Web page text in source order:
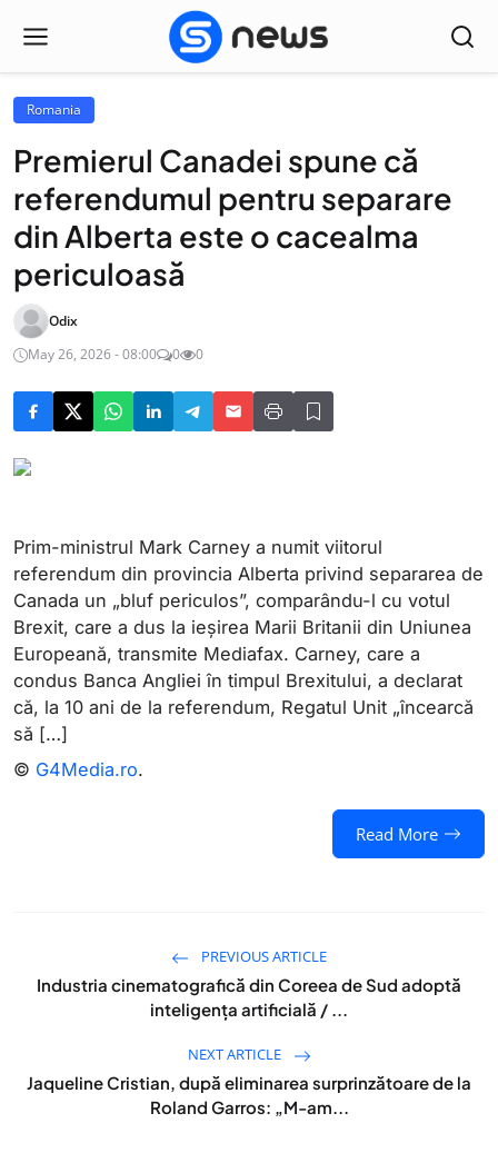
Romania
Premierul Canadei spune că
referendumul pentru separare
din Alberta este o cacealma
periculoasă
Odix
May 26, 2026 - 08:00
0 0
Prim-ministrul Mark Carney a numit viitorul
referendum din provincia Alberta privind separarea de
Canada un „bluf periculos”, comparându-l cu votul
Brexit, care a dus la ieșirea Marii Britanii din Uniunea
Europeană, transmite Mediafax. Carney, care a
condus Banca Angliei în timpul Brexitului, a declarat
că, la 10 ani de la referendum, Regatul Unit „încearcă
să […]
© G4Media.ro.
Read More
PREVIOUS ARTICLE
Industria cinematografică din Coreea de Sud adoptă
inteligența artificială / ...
NEXT ARTICLE
Jaqueline Cristian, după eliminarea surprinzătoare de la
Roland Garros: „M-am...